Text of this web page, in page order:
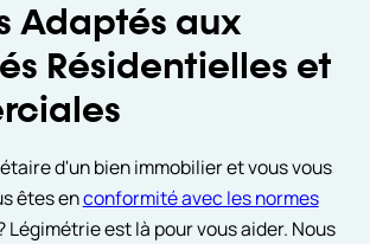
Adaptés aux
Résidentielles et
d'un bien immobilier et vous vous
êtes enconformité avec les normes
Légimétrie est là pour vous aider. Nous